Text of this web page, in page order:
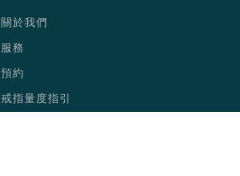
關於我們
服務
預約
戒指量度指引